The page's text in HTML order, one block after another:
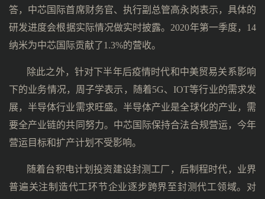
答，中芯国际首席财务官、执行副总管高永岗表示，具体的
研发进度会根据实际情况做实时披露。2020年第一季度，14
纳米为中芯国际贡献了1.3%的营收。
除此之外，针对下半年后疫情时代和中美贸易关系影响
下的业务情况，周子学表示，随着5G、IOT等行业的需求发
展，半导体行业需求旺盛。半导体产业是全球化的产业，需
要全产业链的共同努力。中芯国际保持合法合规营运，今年
营运目标和扩产计划不受影响。
随着台积电计划投资建设封测工厂，后制程时代，业界
普遍关注制造代工环节企业逐步跨界至封测代工领域。对